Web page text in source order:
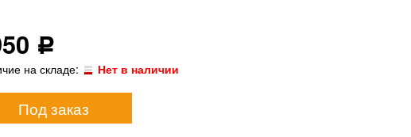
Р
на складе: Нет в наличии
Под заказ